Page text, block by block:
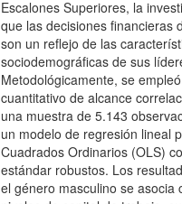
Escalones Superiores, la
que las decisiones financieras
son un reflejo de las
sociodemográficas de sus
Metodológicamente, se
cuantitativo de alcance
una muestra de 5.143
un modelo de regresión lineal
Cuadrados Ordinarios (OLS)
estándar robustos. Los
el género masculino se asocia